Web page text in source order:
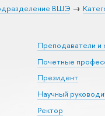
ВШЭ
Преподаватели и
Почетные
Президент
Научный
Ректор